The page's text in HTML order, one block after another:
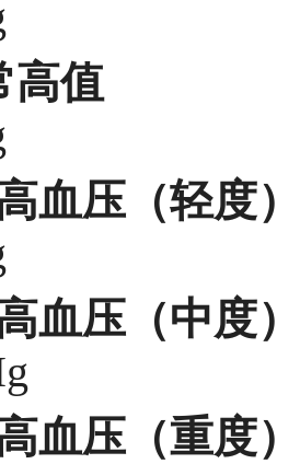
高值
血压（轻度
血压（中度
血压（重度